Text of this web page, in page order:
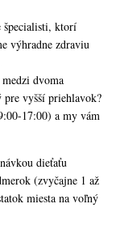
špecialisti, ktorí
výhradne zdraviu
dvoma
vyšší priehlavok?
17:00) a my vám
dieťaťu
(zvyčajne 1 až
miesta na voľný